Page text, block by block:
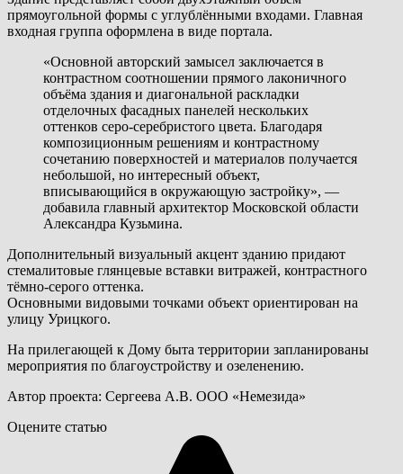
прямоугольной формы с углублёнными входами. Главная
входная группа оформлена в виде портала.
«Основной авторский замысел заключается в
контрастном соотношении прямого лаконичного
объёма здания и диагональной раскладки
отделочных фасадных панелей нескольких
оттенков серо-серебристого цвета. Благодаря
композиционным решениям и контрастному
сочетанию поверхностей и материалов получается
небольшой, но интересный объект,
вписывающийся в окружающую застройку», —
добавила главный архитектор Московской области
Александра Кузьмина.
Дополнительный визуальный акцент зданию придают
стемалитовые глянцевые вставки витражей, контрастного
тёмно-серого оттенка.
Основными видовыми точками объект ориентирован на
улицу Урицкого.
На прилегающей к Дому быта территории запланированы
мероприятия по благоустройству и озеленению.
Автор проекта: Сергеева А.В. ООО «Немезида»
Оцените статью